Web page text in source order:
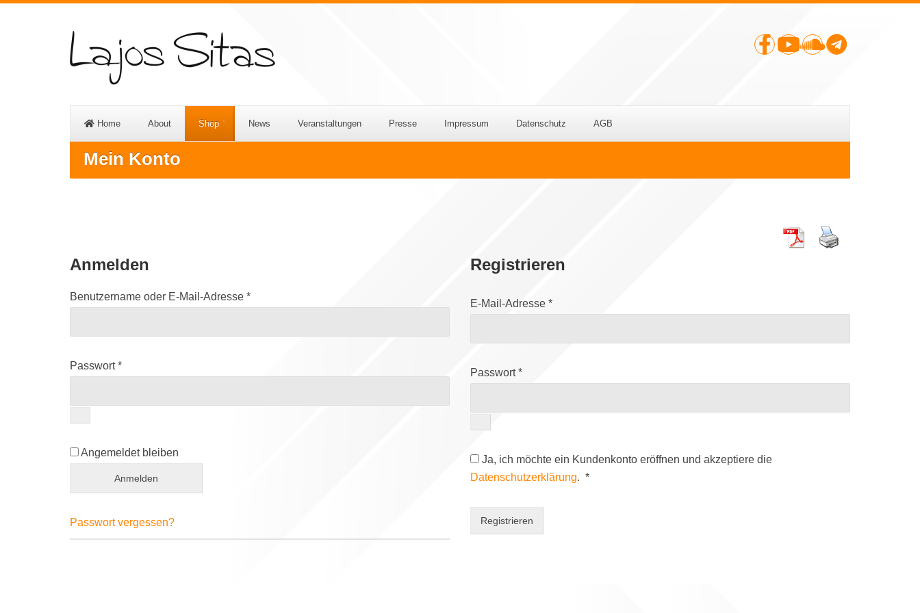
Home About Shop News Veranstaltungen Presse Impressum Datenschutz AGB
Mein Konto
Anmelden
Benutzername oder E-Mail-Adresse *Erforderlich
Passwort*Erforderlich
Angemeldet bleiben
Anmelden
Passwort vergessen?
Registrieren
E-Mail-Adresse *Erforderlich
Passwort*Erforderlich
Ja, ich möchte ein Kundenkonto eröffnen und akzeptiere die
Datenschutzerklärung. *Erforderlich
Registrieren